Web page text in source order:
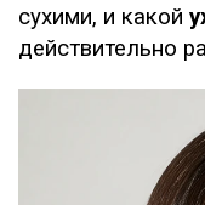
сухими, и какой
действительно